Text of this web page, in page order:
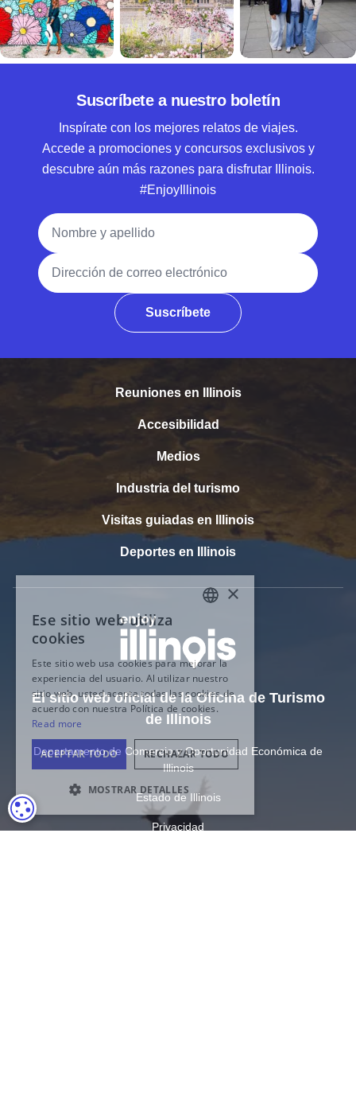
Suscríbete a nuestro boletín
Inspírate con los mejores relatos de viajes.
Accede a promociones y concursos exclusivos y
descubre aún más razones para disfrutar Illinois.
#EnjoyIllinois
Nombre y apellido
Dirección de correo electrónico
Suscríbete
Reuniones en Illinois
Accesibilidad
Medios
Industria del turismo
Visitas guiadas en Illinois
Deportes en Illinois
El sitio web oficial de la Oficina de Turismo
de Illinois
Departamento de Comercio y Oportunidad Económica de
Illinois
Estado de Illinois
Privacidad
CONFIGURACIÓN DE COOKIES